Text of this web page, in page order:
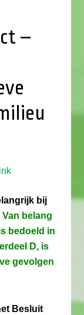
–
bij
Van belang
bedoeld in
D, is
gevolgen
Besluit